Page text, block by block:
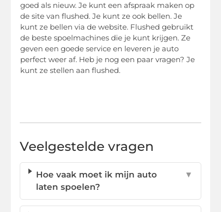
goed als nieuw. Je kunt een afspraak maken op
de site van flushed. Je kunt ze ook bellen. Je
kunt ze bellen via de website. Flushed gebruikt
de beste spoelmachines die je kunt krijgen. Ze
geven een goede service en leveren je auto
perfect weer af. Heb je nog een paar vragen? Je
kunt ze stellen aan flushed.
Veelgestelde vragen
Hoe vaak moet ik mijn auto
laten spoelen?
▼